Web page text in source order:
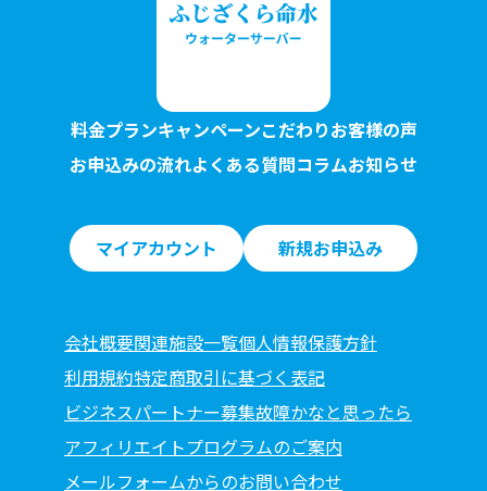
料金プランキャンペーンこだわりお客様の声
お申込みの流れよくある質問コラムお知らせ
マイアカウント 新規お申込み
会社概要関連施設一覧個人情報保護方針
利用規約特定商取引に基づく表記
ビジネスパートナー募集故障かなと思ったら
アフィリエイトプログラムのご案内
メールフォームからのお問い合わせ